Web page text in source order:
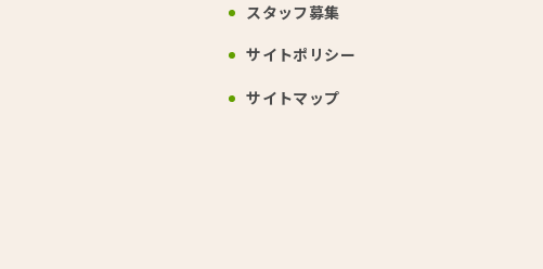
スタッフ募集
サイトポリシー
サイトマップ